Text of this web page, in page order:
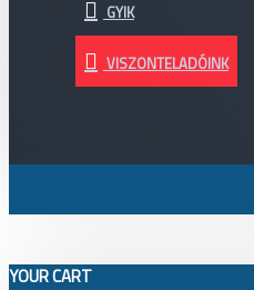
GYIK
VISZONTELADÓINK
YOUR CART